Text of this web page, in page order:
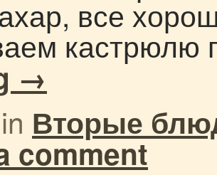
все
→
Вторые
comment